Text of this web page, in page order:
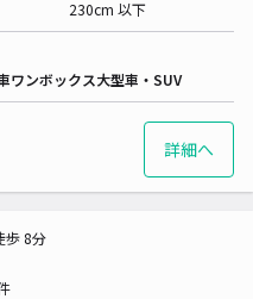
230cm 以下
ワンボックス大型車・SUV
詳細へ
歩 8分